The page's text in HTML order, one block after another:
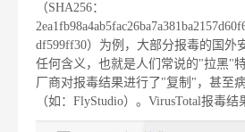
（SHA256：
df599ff30）为例，大部分报毒的国外
任何含义，也就是人们常说的"拉黑"
厂商对报毒结果进行了"复制"，甚至
（如：FlyStudio）。VirusTotal报毒结